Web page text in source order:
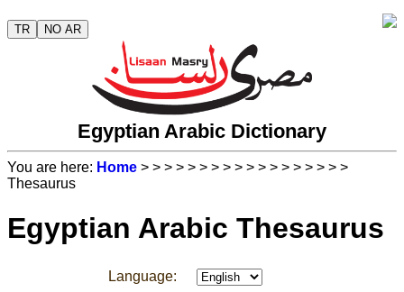
TR NO AR
Egyptian Arabic Dictionary
You are here: Home > > > > > > > > > > > > > > > > > >
Thesaurus
Egyptian Arabic Thesaurus
Language: